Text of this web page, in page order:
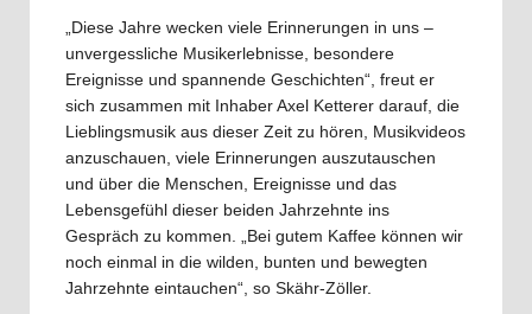
„Diese Jahre wecken viele Erinnerungen in uns –
unvergessliche Musikerlebnisse, besondere
Ereignisse und spannende Geschichten“, freut er
sich zusammen mit Inhaber Axel Ketterer darauf, die
Lieblingsmusik aus dieser Zeit zu hören, Musikvideos
anzuschauen, viele Erinnerungen auszutauschen
und über die Menschen, Ereignisse und das
Lebensgefühl dieser beiden Jahrzehnte ins
Gespräch zu kommen. „Bei gutem Kaffee können wir
noch einmal in die wilden, bunten und bewegten
Jahrzehnte eintauchen“, so Skähr-Zöller.